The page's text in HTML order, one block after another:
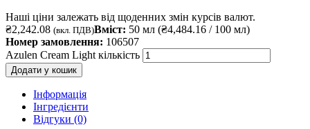
Наші ціни залежать від щоденних змін курсів валют.
₴2,242.08 (вкл. ПДВ)Вміст: 50 мл (₴4,484.16 / 100 мл)
Номер замовлення: 106507
Azulen Cream Light кількість
Додати у кошик
Інформація
Інгредієнти
Відгуки (0)